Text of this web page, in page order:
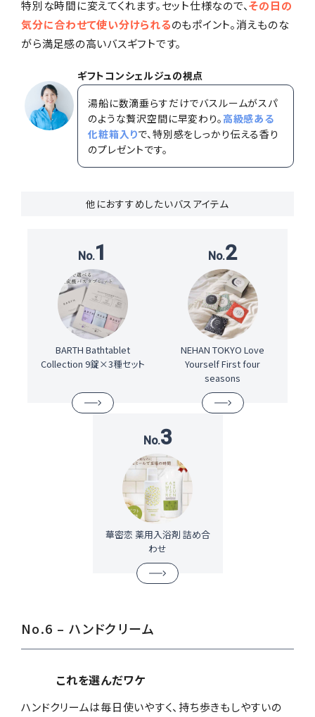
特別な時間に変えてくれます。セット仕様なので、その日の
気分に合わせて使い分けられるのもポイント。消えものな
がら満足感の高いバスギフトです。
ギフトコンシェルジュの視点
湯船に数滴垂らすだけでバスルームがスパ
のような贅沢空間に早変わり。 高級感ある
化粧箱入りで、特別感をしっかり伝える香り
のプレゼントです。
他におすすめしたいバスアイテム
1
BARTH Bathtablet
Collection 9錠×3種セット
2
NEHAN TOKYO Love
Yourself First four
seasons
3
華密恋 薬用入浴剤 詰め合
わせ
No.6 – ハンドクリーム
これを選んだワケ
ハンドクリームは毎日使いやすく、持ち歩きもしやすいの